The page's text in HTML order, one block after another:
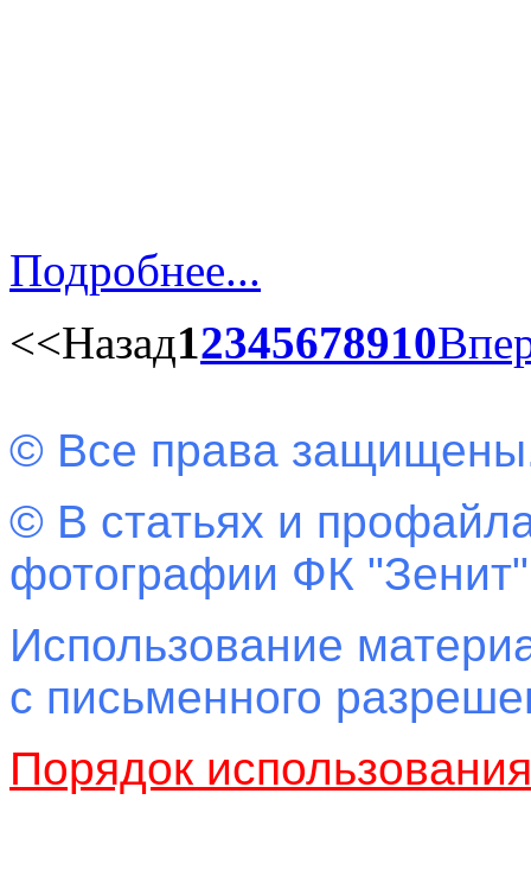
Подробнее...
<<Назад12345678910
© Все права
© В статьях и
фотографии ФК
Использование
с письменного
Порядок